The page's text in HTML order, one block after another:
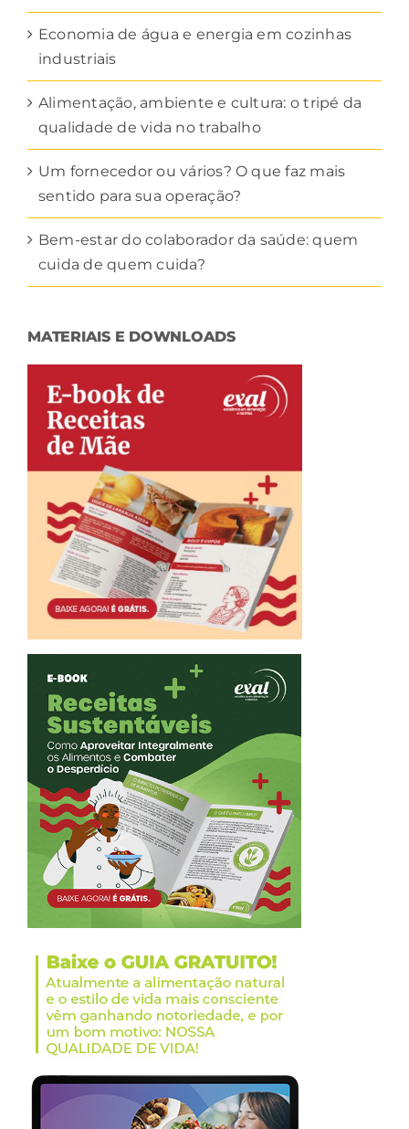
Economia de água e energia em cozinhas
industriais
Alimentação, ambiente e cultura: o tripé da
qualidade de vida no trabalho
Um fornecedor ou vários? O que faz mais
sentido para sua operação?
Bem-estar do colaborador da saúde: quem
cuida de quem cuida?
MATERIAIS E DOWNLOADS